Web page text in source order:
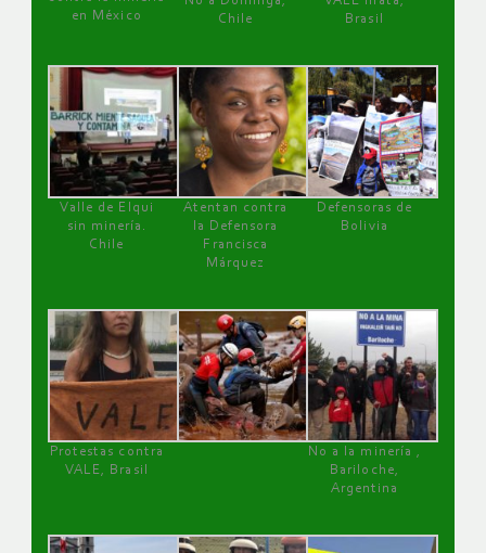
en México
Chile
Brasil
Valle de Elqui
sin minería.
Chile
Atentan contra
la Defensora
Francisca
Márquez
Defensoras de
Bolivia
Protestas contra
VALE, Brasil
No a la minería ,
Bariloche,
Argentina